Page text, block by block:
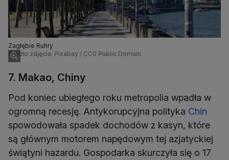
Zagłębie Ruhry
Źródło zdjęcia: Pixabay / CC0 Public Domain
7. Makao, Chiny
Pod koniec ubiegłego roku metropolia wpadła w
ogromną recesję. Antykorupcyjna polityka Chin
spowodowała spadek dochodów z kasyn, które
są głównym motorem napędowym tej azjatyckiej
świątyni hazardu. Gospodarka skurczyła się o 17